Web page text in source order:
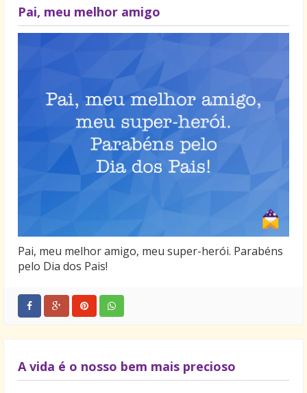
Pai, meu melhor amigo
Pai, meu melhor amigo, meu super-herói. Parabéns
pelo Dia dos Pais!
A vida é o nosso bem mais precioso